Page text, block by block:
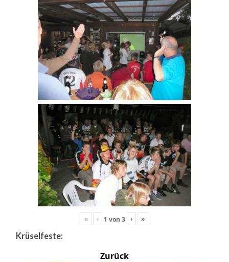
« ‹ 1 von 3 › »
Krüselfeste:
Zurück